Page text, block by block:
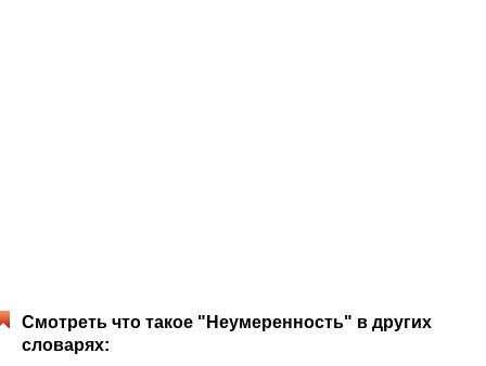
Смотреть что такое "Неумеренность" в других
словарях: